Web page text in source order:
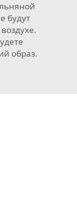
будут
образ.